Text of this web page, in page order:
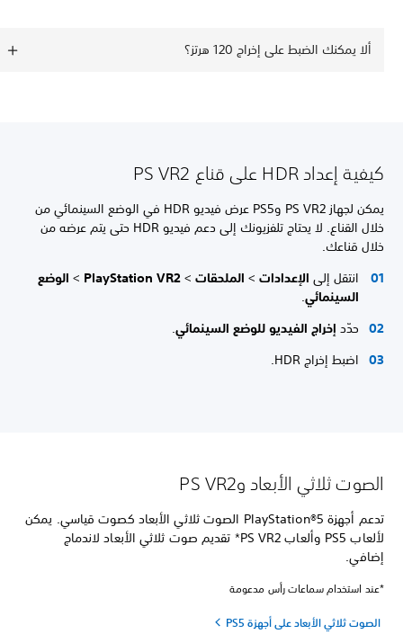
ألا يمكنك الضبط على إخراج 120 هرتز؟
كيفية إعداد HDR على قناع PS VR2
يمكن لجهاز PS VR2 وPS5 عرض فيديو HDR في الوضع السينمائي من
خلال القناع. لا يحتاج تلفزيونك إلى دعم فيديو HDR حتى يتم عرضه من
خلال قناعك.
انتقل إلىالإعدادات>الملحقات>
PlayStation VR2
>الوضع
السينمائي.
حدّدإخراج الفيديو للوضع السينمائي.
اضبط إخراج HDR.
الصوت ثلاثي الأبعاد وPS VR2
تدعم أجهزة PlayStation®5 الصوت ثلاثي الأبعاد كصوت قياسي. يمكن
لألعاب PS5 وألعاب PS VR2* تقديم صوت ثلاثي الأبعاد لاندماج
إضافي.
*عند استخدام سماعات رأس مدعومة
الصوت ثلاثي الأبعاد على أجهزة PS5